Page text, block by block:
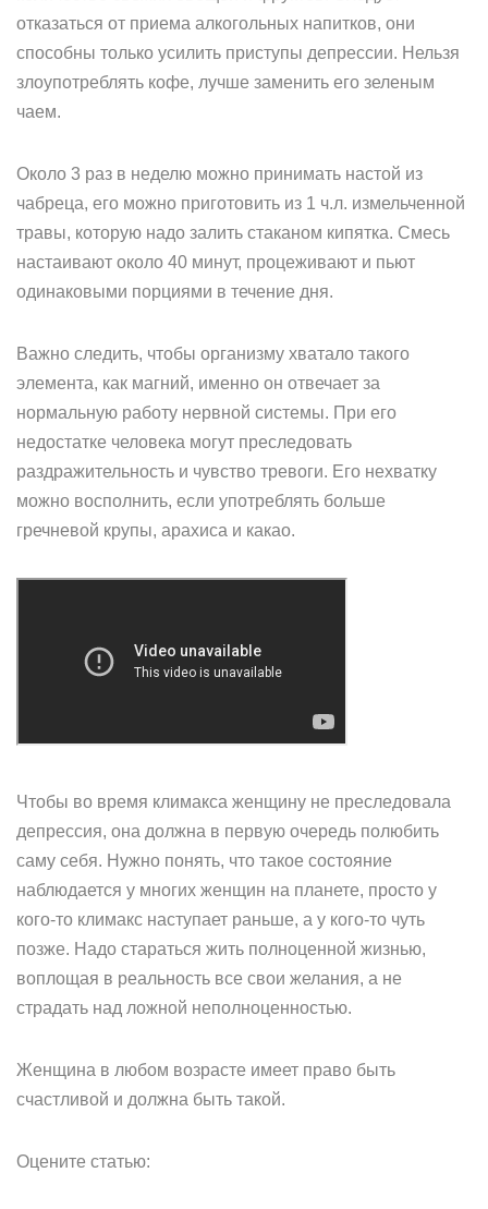
отказаться от приема алкогольных напитков, они
способны только усилить приступы депрессии. Нельзя
злоупотреблять кофе, лучше заменить его зеленым
чаем.
Около 3 раз в неделю можно принимать настой из
чабреца, его можно приготовить из 1 ч.л. измельченной
травы, которую надо залить стаканом кипятка. Смесь
настаивают около 40 минут, процеживают и пьют
одинаковыми порциями в течение дня.
Важно следить, чтобы организму хватало такого
элемента, как магний, именно он отвечает за
нормальную работу нервной системы. При его
недостатке человека могут преследовать
раздражительность и чувство тревоги. Его нехватку
можно восполнить, если употреблять больше
гречневой крупы, арахиса и какао.
Чтобы во время климакса женщину не преследовала
депрессия, она должна в первую очередь полюбить
саму себя. Нужно понять, что такое состояние
наблюдается у многих женщин на планете, просто у
кого-то климакс наступает раньше, а у кого-то чуть
позже. Надо стараться жить полноценной жизнью,
воплощая в реальность все свои желания, а не
страдать над ложной неполноценностью.
Женщина в любом возрасте имеет право быть
счастливой и должна быть такой.
Оцените статью: